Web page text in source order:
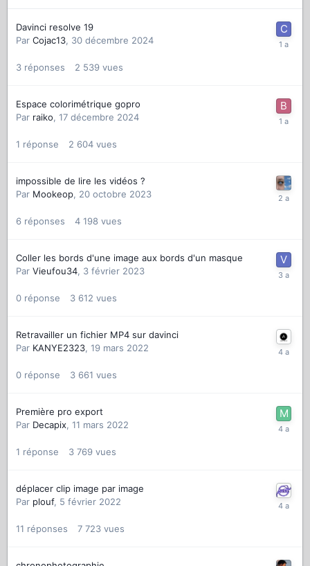
Davinci resolve 19
Par Cojac13, 30 décembre 2024
3 réponses 2 539 vues
Espace colorimétrique gopro
Par raiko, 17 décembre 2024
1 réponse 2 604 vues
impossible de lire les vidéos ?
Par Mookeop, 20 octobre 2023
6 réponses 4 198 vues
Coller les bords d'une image aux bords d'un masque
Par Vieufou34, 3 février 2023
0 réponse 3 612 vues
Retravailler un fichier MP4 sur davinci
Par KANYE2323, 19 mars 2022
0 réponse 3 661 vues
Première pro export
Par Decapix, 11 mars 2022
1 réponse 3 769 vues
déplacer clip image par image
Par plouf, 5 février 2022
11 réponses 7 723 vues